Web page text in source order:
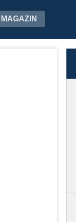
MAGAZIN